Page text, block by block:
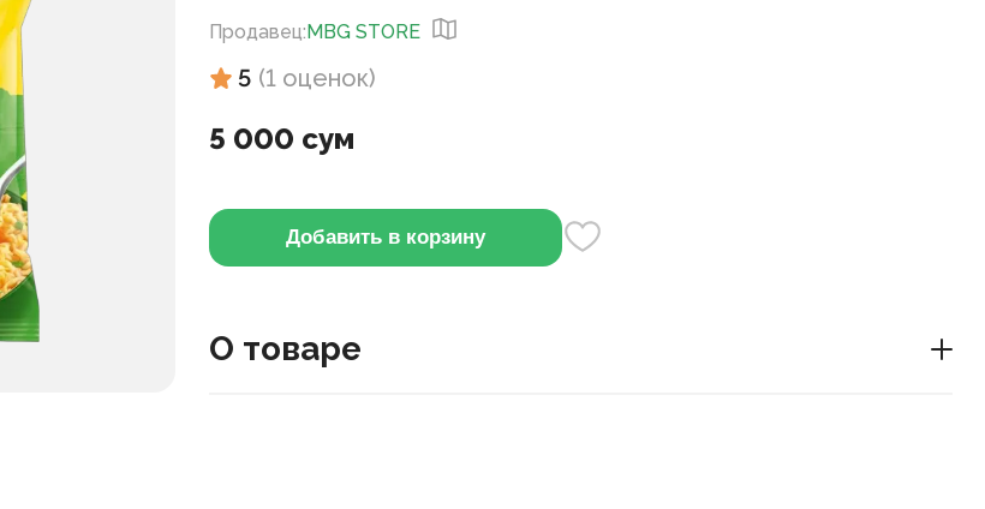
Продавец:MBG STORE
5 (1 оценок)
5 000 сум
Добавить в корзину
О товаре